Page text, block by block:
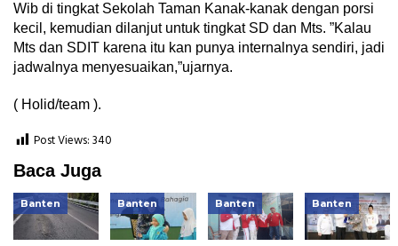
Wib di tingkat Sekolah Taman Kanak-kanak dengan porsi
kecil, kemudian dilanjut untuk tingkat SD dan Mts. ”Kalau
Mts dan SDIT karena itu kan punya internalnya sendiri, jadi
jadwalnya menyesuaikan,”ujarnya.
( Holid/team ).
Post Views:340
Baca Juga
Banten Banten Banten Banten